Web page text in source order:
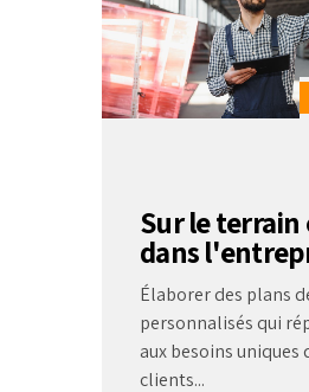
Sur le terrain
dans
Élaborer des plans
personnalisés qui
aux besoins uniques
clients...